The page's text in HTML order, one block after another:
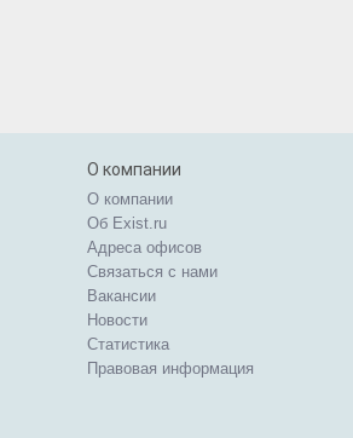
О компании
О компании
Об Exist.ru
Адреса офисов
Связаться с нами
Вакансии
Новости
Статистика
Правовая информация